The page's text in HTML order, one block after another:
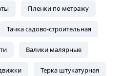
Пленки по метражу
Тачка садово-строительная
Валики малярные
Терка штукатурная